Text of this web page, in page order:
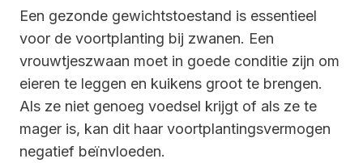
Een gezonde gewichtstoestand is essentieel
voor de voortplanting bij zwanen. Een
vrouwtjeszwaan moet in goede conditie zijn om
eieren te leggen en kuikens groot te brengen.
Als ze niet genoeg voedsel krijgt of als ze te
mager is, kan dit haar voortplantingsvermogen
negatief beïnvloeden.